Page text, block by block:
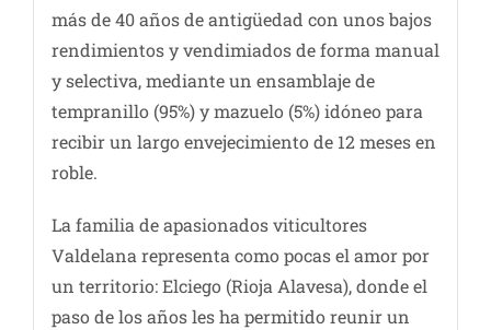
más de 40 años de antigüedad con unos bajos
rendimientos y vendimiados de forma manual
y selectiva, mediante un ensamblaje de
tempranillo (95%) y mazuelo (5%) idóneo para
recibir un largo envejecimiento de 12 meses en
roble.
La familia de apasionados viticultores
Valdelana representa como pocas el amor por
un territorio: Elciego (Rioja Alavesa), donde el
paso de los años les ha permitido reunir un